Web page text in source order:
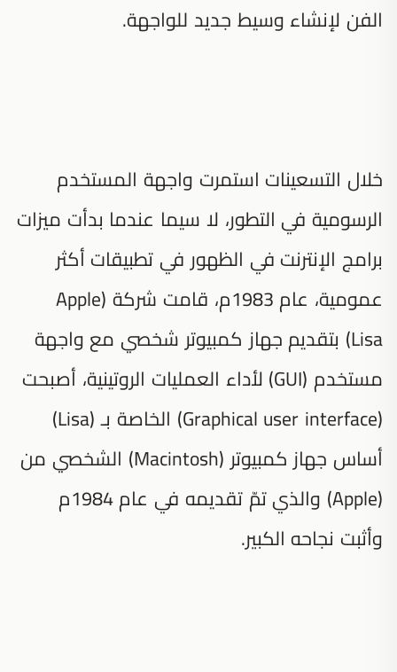
الفن لإنشاء وسيط جديد للواجهة.
خلال التسعينات استمرت واجهة المستخدم
الرسومية في التطور، لا سيما عندما بدأت ميزات
برامج الإنترنت في الظهور في تطبيقات أكثر
عمومية، عام 1983م، قامت شركة (Apple
Lisa) بتقديم جهاز كمبيوتر شخصي مع واجهة
مستخدم (GUI) لأداء العمليات الروتينية، أصبحت
(Graphical user interface) الخاصة بـ (Lisa)
أساس جهاز كمبيوتر (Macintosh) الشخصي من
(Apple) والذي تمّ تقديمه في عام 1984م
وأثبت نجاحه الكبير.